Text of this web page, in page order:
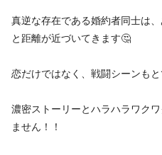
真逆な存在である婚約者同士は
と距離が近づいてきます🤔
恋だけではなく、戦闘シーンもと
濃密ストーリーとハラハラワク
ません！！